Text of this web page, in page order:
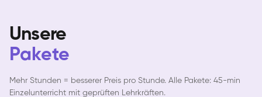
Unsere
Pakete
Mehr Stunden = besserer Preis pro Stunde. Alle Pakete: 45-min
Einzelunterricht mit geprüften Lehrkräften.